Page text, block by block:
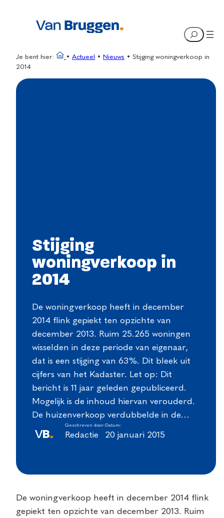
Search
Je bent hier: • Actueel • Nieuws • Stijging woningverkoop in
2014
Stijging
woningverkoop in
2014
De woningverkoop heeft in december
2014 flink gepiekt ten opzichte van
december 2013. Ruim 25.265 woningen
wisselden in deze periode van eigenaar,
dat is een stijging van 63%. Dit bleek uit
cijfers van het Kadaster. Let op: Dit
bericht is 11 jaar geleden gepubliceerd.
Mogelijk is de inhoud hiervan verouderd.
De huizenverkoop verdubbelde in de…
Geschreven door:
Redactie
Datum:
20 januari 2015
De woningverkoop heeft in december 2014 flink
gepiekt ten opzichte van december 2013. Ruim